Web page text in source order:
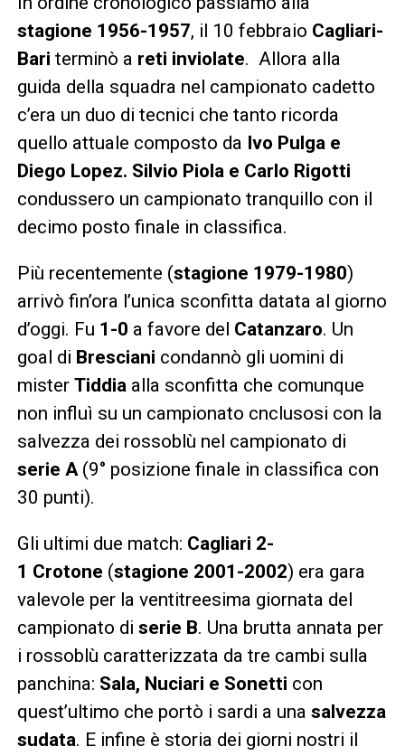
stagione 1956-1957, il 10 febbraio Cagliari-
Bari terminò a reti inviolate. Allora alla
guida della squadra nel campionato cadetto
c’era un duo di tecnici che tanto ricorda
quello attuale composto da Ivo Pulga e
Diego Lopez. Silvio Piola e Carlo Rigotti
condussero un campionato tranquillo con il
decimo posto finale in classifica.
Più recentemente (stagione 1979-1980)
arrivò fin’ora l’unica sconfitta datata al giorno
d’oggi. Fu 1-0 a favore del Catanzaro. Un
goal di Bresciani condannò gli uomini di
mister Tiddia alla sconfitta che comunque
non influì su un campionato cnclusosi con la
salvezza dei rossoblù nel campionato di
serie A(9° posizione finale in classifica con
30 punti).
Gli ultimi due match: Cagliari 2-
1 Crotone (stagione 2001-2002) era gara
valevole per la ventitreesima giornata del
campionato di serie B. Una brutta annata per
i rossoblù caratterizzata da tre cambi sulla
panchina: Sala, Nuciari e Sonetti con
quest’ultimo che portò i sardi a una salvezza
sudata. E infine è storia dei giorni nostri il